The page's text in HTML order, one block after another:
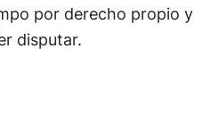
por derecho propio y
disputar.